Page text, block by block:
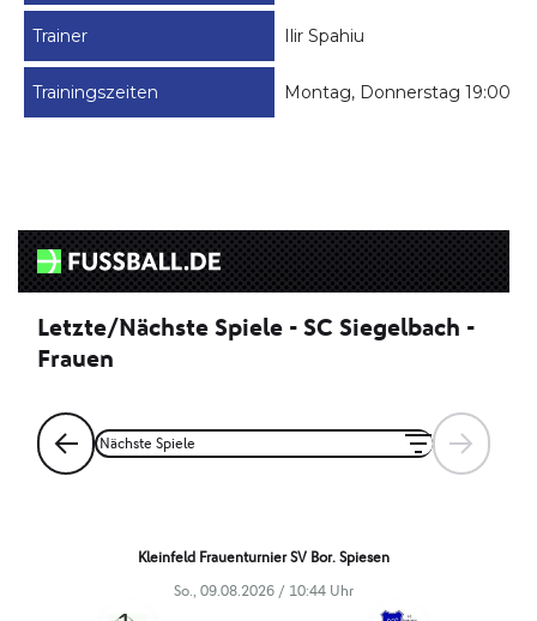
Trainer Ilir Spahiu
Trainingszeiten Montag, Donnerstag 19:00 –